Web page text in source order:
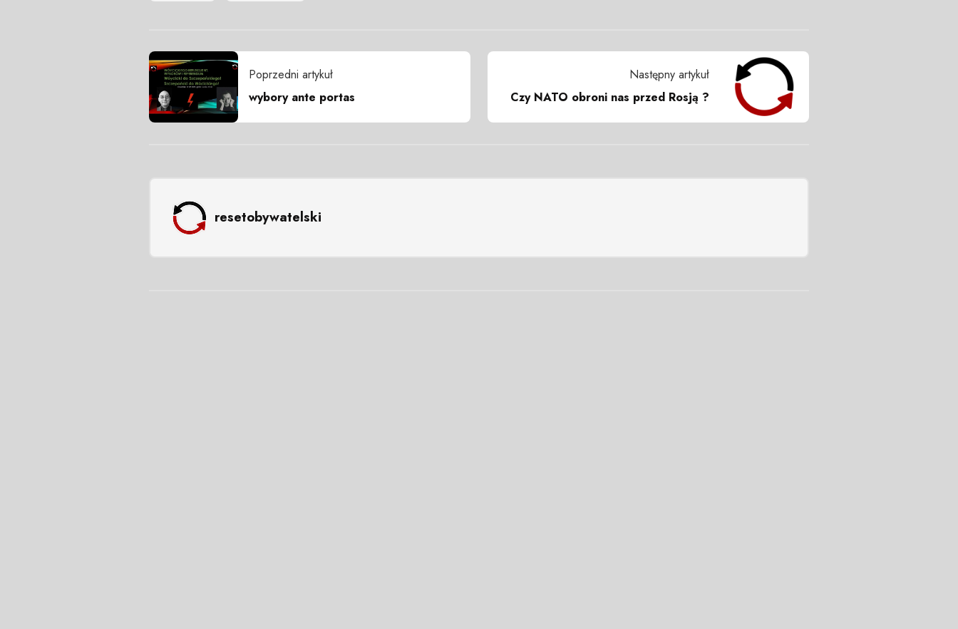
Poprzedni artykuł
wybory ante portas
Następny artykuł
Czy NATO obroni nas przed Rosją ?
resetobywatelski